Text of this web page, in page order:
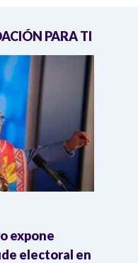
PARA TI
expone
electoral en